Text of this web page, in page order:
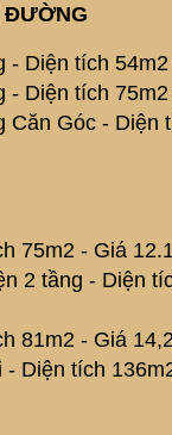
ĐƯỜNG
Diện tích 54m2
Diện tích
Góc - Diện
75m2 - Giá
2 tầng - Diện
81m2 - Giá
Diện tích